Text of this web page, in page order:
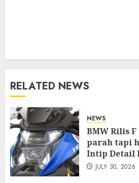
RELATED NEWS
NEWS
BMW Rilis F
parah tapi
Intip Detail
JULY 30, 2026